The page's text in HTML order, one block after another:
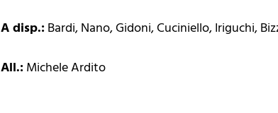
A disp.:Bardi, Nano, Gidoni, Cuciniello, Iriguchi,
All.:Michele Ardito